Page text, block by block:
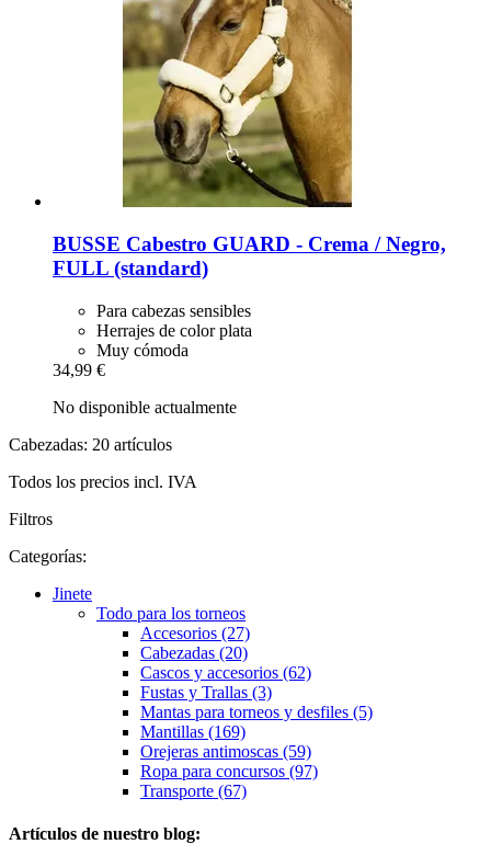
BUSSE Cabestro GUARD -​ Crema / Negro,
FULL (standard)
Para cabezas sensibles
Herrajes de color plata
Muy cómoda
34,99 €
No disponible actualmente
Cabezadas: 20 artículos
Todos los precios incl. IVA
Filtros
Categorías:
Jinete
Todo para los torneos
Accesorios (27)
Cabezadas (20)
Cascos y accesorios (62)
Fustas y Trallas (3)
Mantas para torneos y desfiles (5)
Mantillas (169)
Orejeras antimoscas (59)
Ropa para concursos (97)
Transporte (67)
Artículos de nuestro blog: